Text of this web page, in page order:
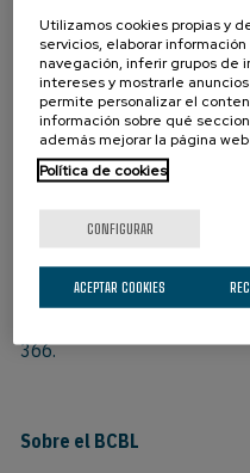
un seguimiento a largo plazo.
«La colaboración con la
garantizará, en un futuro, la
soluciones como un sistema
biomarcadores digitales que
beneficio de una intervención
Para apoyar esta
diagnóstico de cáncer
pueden enviar las solicitudes
366.
Sobre el BCBL
Utilizamos cookies propias y
servicios, elaborar
navegación, inferir grupos de
intereses y mostrarle
permite personalizar el
información sobre qué
además mejorar la página
Política de cookies
CONFIGURAR
ACEPTAR COOKIES